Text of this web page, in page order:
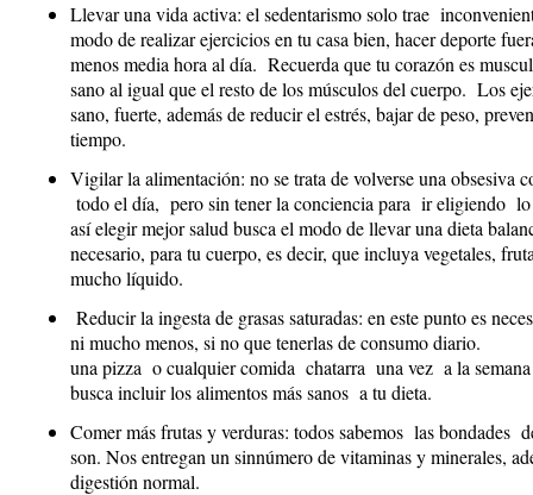
Llevar una vida activa: el sedentarismo solo trae
modo de realizar ejercicios en tu casa bien, hacer deporte
menos media hora al día. Recuerda que tu corazón es
sano al igual que el resto de los músculos del cuerpo. Los
sano, fuerte, además de reducir el estrés, bajar de peso,
tiempo.
Vigilar la alimentación: no se trata de volverse una obsesiva
todo el día, pero sin tener la conciencia para ir eligiendo
así elegir mejor salud busca el modo de llevar una dieta
necesario, para tu cuerpo, es decir, que incluya vegetales,
mucho líquido.
Reducir la ingesta de grasas saturadas: en este punto es
ni mucho menos, si no que tenerlas de consumo
una pizza o cualquier comida chatarra una vez a la
busca incluir los alimentos más sanos a tu dieta.
Comer más frutas y verduras: todos sabemos las bondades
son. Nos entregan un sinnúmero de vitaminas y minerales,
digestión normal.